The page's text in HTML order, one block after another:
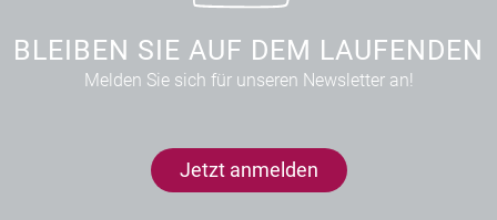
BLEIBEN SIE AUF DEM LAUFENDEN
Melden Sie sich für unseren Newsletter an!
Jetzt anmelden